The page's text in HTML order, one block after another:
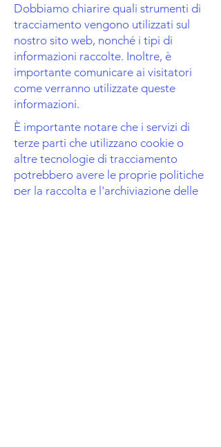
Dobbiamo chiarire quali strumenti di
tracciamento vengono utilizzati sul
nostro sito web, nonché i tipi di
informazioni raccolte. Inoltre, è
importante comunicare ai visitatori
come verranno utilizzate queste
informazioni.
È importante notare che i servizi di
terze parti che utilizzano cookie o
altre tecnologie di tracciamento
potrebbero avere le proprie politiche
per la raccolta e l'archiviazione delle